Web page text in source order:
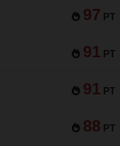
97 PT
91 PT
91 PT
88 PT